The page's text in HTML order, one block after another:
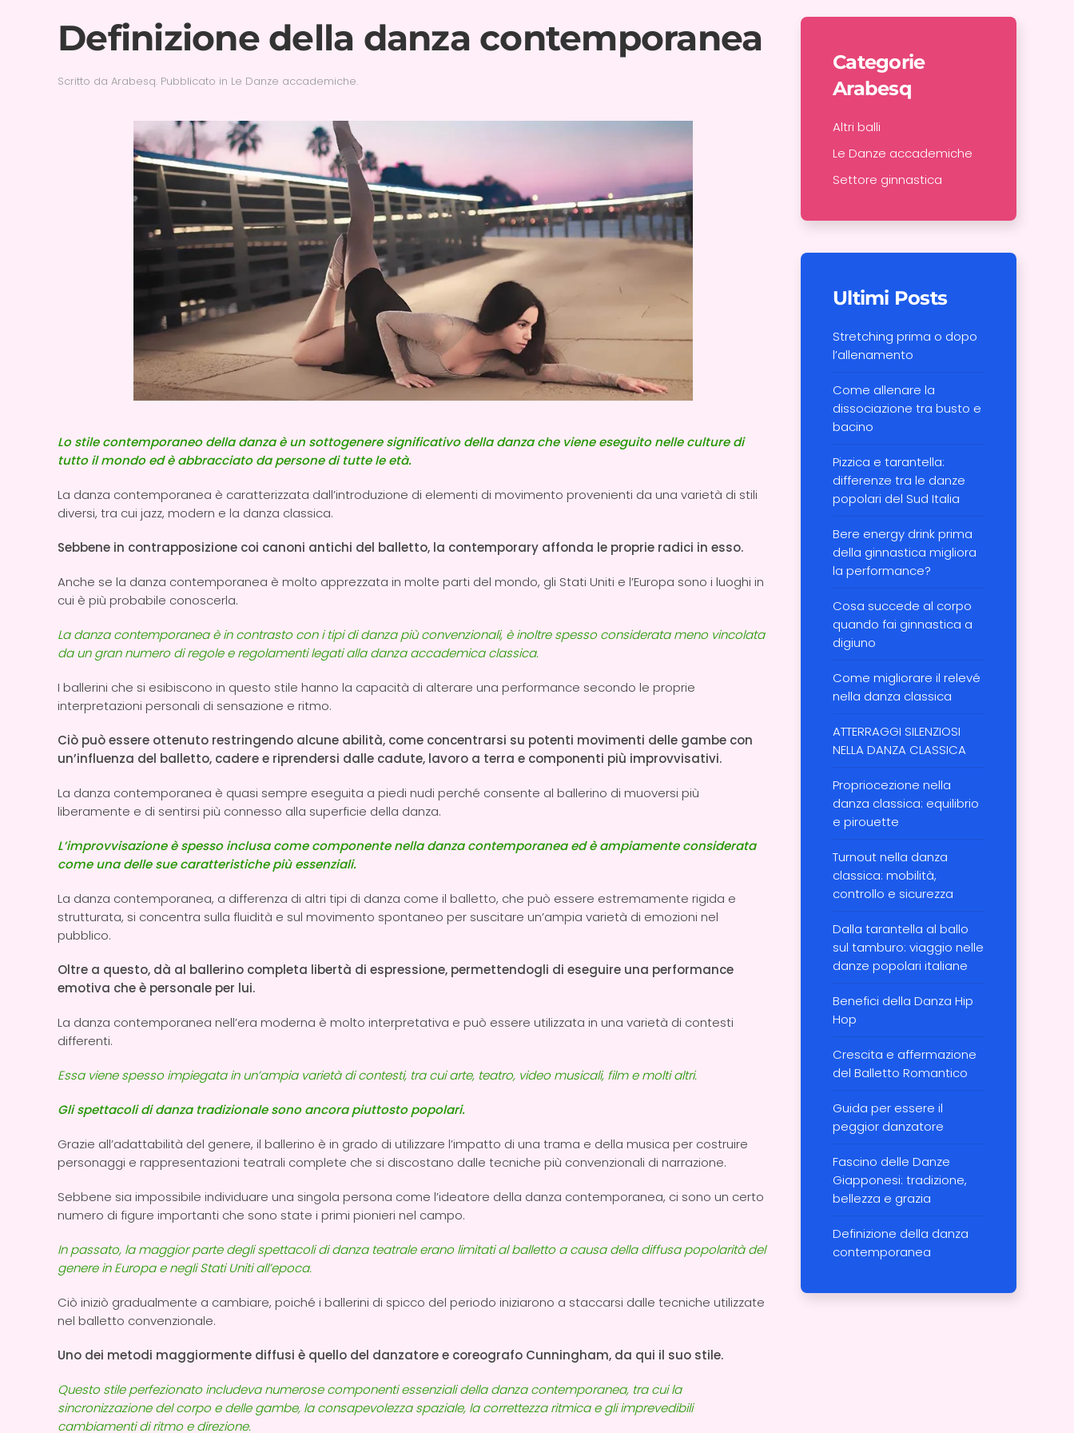
Definizione della danza contemporanea
Scritto da Arabesq. Pubblicato in Le Danze accademiche.
Lo stile contemporaneo della danza è un sottogenere significativo della danza che viene eseguito nelle culture di
tutto il mondo ed è abbracciato da persone di tutte le età.
La danza contemporanea è caratterizzata dall’introduzione di elementi di movimento provenienti da una varietà di stili
diversi, tra cui jazz, modern e la danza classica.
Sebbene in contrapposizione coi canoni antichi del balletto, la contemporary affonda le proprie radici in esso.
Anche se la danza contemporanea è molto apprezzata in molte parti del mondo, gli Stati Uniti e l’Europa sono i luoghi in
cui è più probabile conoscerla.
La danza contemporanea è in contrasto con i tipi di danza più convenzionali, è inoltre spesso considerata meno vincolata
da un gran numero di regole e regolamenti legati alla danza accademica classica.
I ballerini che si esibiscono in questo stile hanno la capacità di alterare una performance secondo le proprie
interpretazioni personali di sensazione e ritmo.
Ciò può essere ottenuto restringendo alcune abilità, come concentrarsi su potenti movimenti delle gambe con
un’influenza del balletto, cadere e riprendersi dalle cadute, lavoro a terra e componenti più improvvisativi.
La danza contemporanea è quasi sempre eseguita a piedi nudi perché consente al ballerino di muoversi più
liberamente e di sentirsi più connesso alla superficie della danza.
L’improvvisazione è spesso inclusa come componente nella danza contemporanea ed è ampiamente considerata
come una delle sue caratteristiche più essenziali.
La danza contemporanea, a differenza di altri tipi di danza come il balletto, che può essere estremamente rigida e
strutturata, si concentra sulla fluidità e sul movimento spontaneo per suscitare un’ampia varietà di emozioni nel
pubblico.
Oltre a questo, dà al ballerino completa libertà di espressione, permettendogli di eseguire una performance
emotiva che è personale per lui.
La danza contemporanea nell’era moderna è molto interpretativa e può essere utilizzata in una varietà di contesti
differenti.
Essa viene spesso impiegata in un’ampia varietà di contesti, tra cui arte, teatro, video musicali, film e molti altri.
Gli spettacoli di danza tradizionale sono ancora piuttosto popolari.
Grazie all’adattabilità del genere, il ballerino è in grado di utilizzare l’impatto di una trama e della musica per costruire
personaggi e rappresentazioni teatrali complete che si discostano dalle tecniche più convenzionali di narrazione.
Sebbene sia impossibile individuare una singola persona come l’ideatore della danza contemporanea, ci sono un certo
numero di figure importanti che sono state i primi pionieri nel campo.
In passato, la maggior parte degli spettacoli di danza teatrale erano limitati al balletto a causa della diffusa popolarità del
genere in Europa e negli Stati Uniti all’epoca.
Ciò iniziò gradualmente a cambiare, poiché i ballerini di spicco del periodo iniziarono a staccarsi dalle tecniche utilizzate
nel balletto convenzionale.
Uno dei metodi maggiormente diffusi è quello del danzatore e coreografo Cunningham, da qui il suo stile.
Questo stile perfezionato includeva numerose componenti essenziali della danza contemporanea, tra cui la
sincronizzazione del corpo e delle gambe, la consapevolezza spaziale, la correttezza ritmica e gli imprevedibili
cambiamenti di ritmo e direzione.
Categorie
Arabesq
Altri balli
Le Danze accademiche
Settore ginnastica
Ultimi Posts
Stretching prima o dopo
l’allenamento
Come allenare la
dissociazione tra busto e
bacino
Pizzica e tarantella:
differenze tra le danze
popolari del Sud Italia
Bere energy drink prima
della ginnastica migliora
la performance?
Cosa succede al corpo
quando fai ginnastica a
digiuno
Come migliorare il relevé
nella danza classica
ATTERRAGGI SILENZIOSI
NELLA DANZA CLASSICA
Propriocezione nella
danza classica: equilibrio
e pirouette
Turnout nella danza
classica: mobilità,
controllo e sicurezza
Dalla tarantella al ballo
sul tamburo: viaggio nelle
danze popolari italiane
Benefici della Danza Hip
Hop
Crescita e affermazione
del Balletto Romantico
Guida per essere il
peggior danzatore
Fascino delle Danze
Giapponesi: tradizione,
bellezza e grazia
Definizione della danza
contemporanea